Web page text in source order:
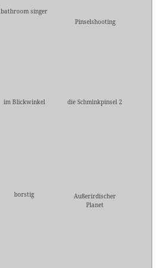
bathroom singer
Pinselshooting
im Blickwinkel die Schminkpinsel 2
borstig
Außerirdischer
Planet